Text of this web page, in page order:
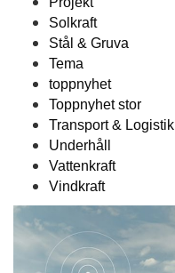
Solkraft
Stål & Gruva
Tema
toppnyhet
Toppnyhet stor
Transport & Logistik
Underhåll
Vattenkraft
Vindkraft